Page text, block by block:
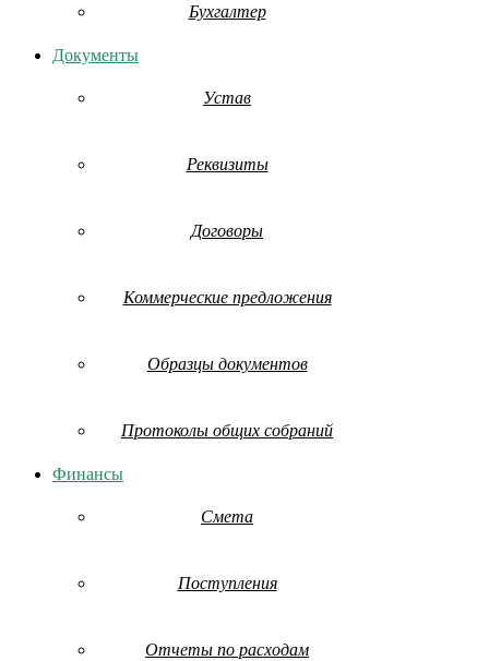
Бухгалтер
Документы
Устав
Реквизиты
Договоры
Коммерческие предложения
Образцы документов
Протоколы общих собраний
Финансы
Смета
Поступления
Отчеты по расходам